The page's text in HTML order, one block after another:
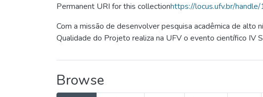
Permanent URI for this collectionhttps://locus.ufv.br/
Com a missão de desenvolver pesquisa acadêmica de
Qualidade do Projeto realiza na UFV o evento científico IV
Browse